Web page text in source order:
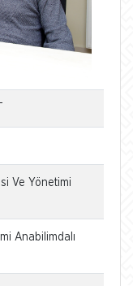
Ve Yönetimi
Anabilimdalı